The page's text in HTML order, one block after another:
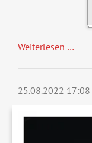
Weiterlesen …
25.08.2022 17:08